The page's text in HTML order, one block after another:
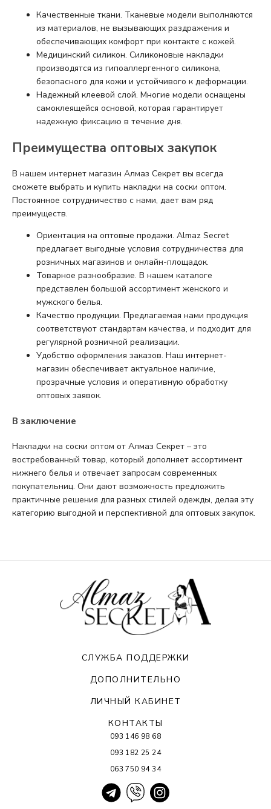
Качественные ткани. Тканевые модели выполняются
из материалов, не вызывающих раздражения и
обеспечивающих комфорт при контакте с кожей.
Медицинский силикон. Силиконовые накладки
производятся из гипоаллергенного силикона,
безопасного для кожи и устойчивого к деформации.
Надежный клеевой слой. Многие модели оснащены
самоклеящейся основой, которая гарантирует
надежную фиксацию в течение дня.
Преимущества оптовых закупок
В нашем интернет магазин Алмаз Секрет вы всегда
сможете выбрать и купить накладки на соски оптом.
Постоянное сотрудничество с нами, дает вам ряд
преимуществ.
Ориентация на оптовые продажи. Almaz Secret
предлагает выгодные условия сотрудничества для
розничных магазинов и онлайн-площадок.
Товарное разнообразие. В нашем каталоге
представлен большой ассортимент женского и
мужского белья.
Качество продукции. Предлагаемая нами продукция
соответствуют стандартам качества, и подходит для
регулярной розничной реализации.
Удобство оформления заказов. Наш интернет-
магазин обеспечивает актуальное наличие,
прозрачные условия и оперативную обработку
оптовых заявок.
В заключение
Накладки на соски оптом от Алмаз Секрет – это
востребованный товар, который дополняет ассортимент
нижнего белья и отвечает запросам современных
покупательниц. Они дают возможность предложить
практичные решения для разных стилей одежды, делая эту
категорию выгодной и перспективной для оптовых закупок.
СЛУЖБА ПОДДЕРЖКИ
ДОПОЛНИТЕЛЬНО
ЛИЧНЫЙ КАБИНЕТ
КОНТАКТЫ
093 146 98 68
093 182 25 24
063 750 94 34